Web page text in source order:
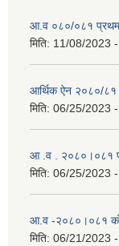
आ.व ०८०/०८१ प्रथम
मिति: 11/08/2023
आर्थिक ऐन २०८०/८१
मिति: 06/25/2023
आ .व . २०८०।०८१
मिति: 06/25/2023
आ.व -२०८०।०८१ को
मिति: 06/21/2023